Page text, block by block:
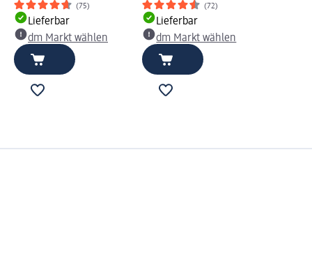
(75)
Lieferbar
dm Markt wählen
(72)
Lieferbar
dm Markt wählen